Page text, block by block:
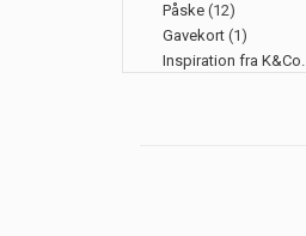
Påske (12)
Gavekort (1)
Inspiration fra K&Co.